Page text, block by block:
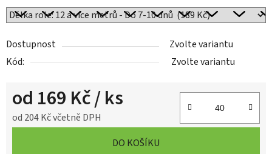
Dostupnost
Zvolte variantu
Kód:
Zvolte variantu
od 169 Kč/ ks
od 204 Kčvčetně DPH
DO KOŠÍKU